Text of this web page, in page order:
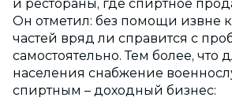
и рестораны, где спиртное
Он отметил: без помощи извне
частей вряд ли справится с
самостоятельно. Тем более, что
населения снабжение
спиртным – доходный бизнес: